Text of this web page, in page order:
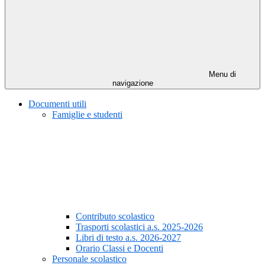
Menu di
navigazione
Documenti utili
Famiglie e studenti
Contributo scolastico
Trasporti scolastici a.s. 2025-2026
Libri di testo a.s. 2026-2027
Orario Classi e Docenti
Personale scolastico